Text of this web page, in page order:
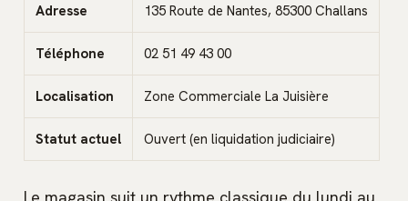
Adresse 135 Route de Nantes, 85300 Challans
Téléphone 02 51 49 43 00
Localisation Zone Commerciale La Juisière
Statut actuel Ouvert (en liquidation judiciaire)
Le magasin suit un rythme classique du lundi au